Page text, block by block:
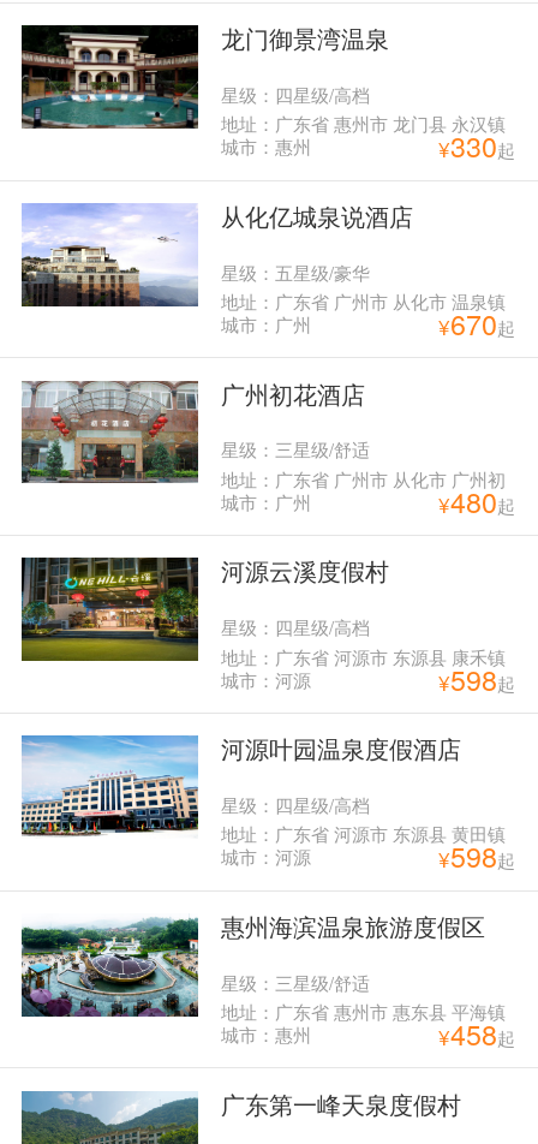
龙门御景湾温泉
星级：四星级/高档
地址：广东省 惠州市 龙门县 永汉镇
马星村 御景湾
城市：惠州 ¥330起
从化亿城泉说酒店
星级：五星级/豪华
地址：广东省 广州市 从化市 温泉镇
悦泉路亿城一街14
城市：广州 ¥670起
广州初花酒店
星级：三星级/舒适
地址：广东省 广州市 从化市 广州初
花酒店
城市：广州 ¥480起
河源云溪度假村
星级：四星级/高档
地址：广东省 河源市 东源县 康禾镇
云溪
城市：河源 ¥598起
河源叶园温泉度假酒店
星级：四星级/高档
地址：广东省 河源市 东源县 黄田镇
叶园温泉度假酒店
城市：河源 ¥598起
惠州海滨温泉旅游度假区
星级：三星级/舒适
地址：广东省 惠州市 惠东县 平海镇
鹧鸪洞
城市：惠州 ¥458起
广东第一峰天泉度假村